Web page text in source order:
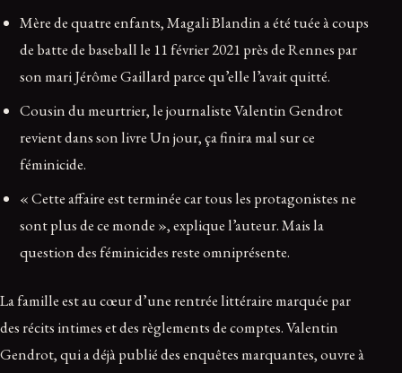
Mère de quatre enfants, Magali Blandin a été tuée à coups
de batte de baseball le 11 février 2021 près de Rennes par
son mari Jérôme Gaillard parce qu’elle l’avait quitté.
Cousin du meurtrier, le journaliste Valentin Gendrot
revient dans son livre Un jour, ça finira mal sur ce
féminicide.
« Cette affaire est terminée car tous les protagonistes ne
sont plus de ce monde », explique l’auteur. Mais la
question des féminicides reste omniprésente.
La famille est au cœur d’une rentrée littéraire marquée par
des récits intimes et des règlements de comptes. Valentin
Gendrot, qui a déjà publié des enquêtes marquantes, ouvre à